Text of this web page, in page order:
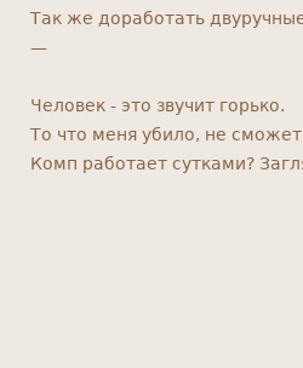
Так же доработать
—
Человек - это звучит горько.
То что меня убило, не
Комп работает сутками?